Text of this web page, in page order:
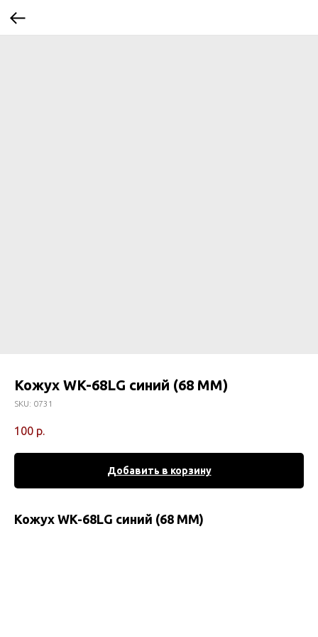
Кожух WK-68LG синий (68 MM)
SKU: 0731
100 р.
Добавить в корзину
Кожух WK-68LG синий (68 MM)